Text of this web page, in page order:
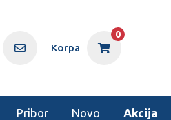
0
Korpa
Pribor Novo Akcija